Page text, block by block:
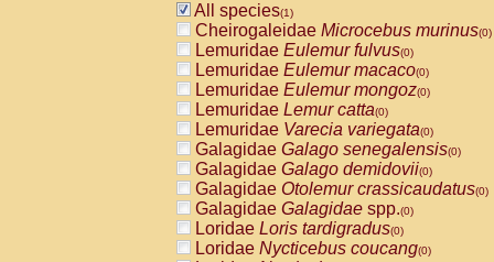
All species(1)
Cheirogaleidae Microcebus murinus(0)
Lemuridae Eulemur fulvus(0)
Lemuridae Eulemur macaco(0)
Lemuridae Eulemur mongoz(0)
Lemuridae Lemur catta(0)
Lemuridae Varecia variegata(0)
Galagidae Galago senegalensis(0)
Galagidae Galago demidovii(0)
Galagidae Otolemur crassicaudatus(0)
Galagidae Galagidae spp.(0)
Loridae Loris tardigradus(0)
Loridae Nycticebus coucang(0)